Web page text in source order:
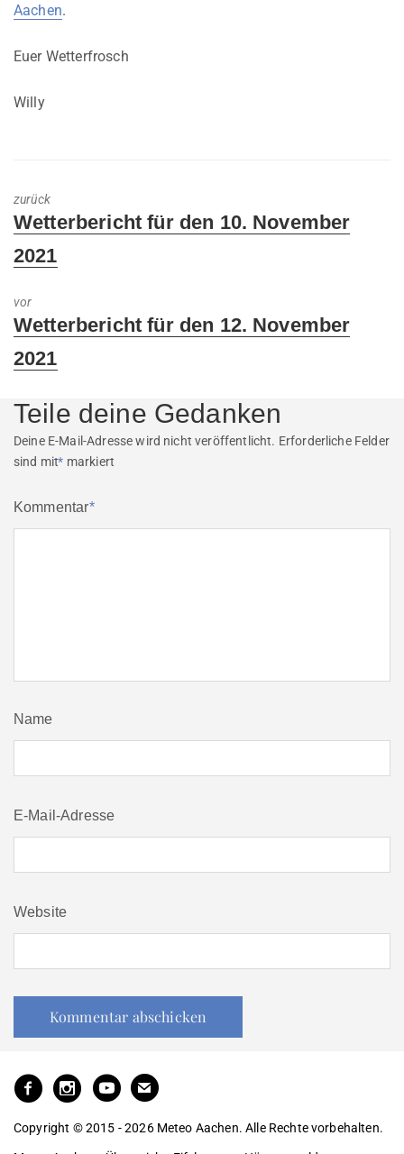
Aachen.
Euer Wetterfrosch
Willy
zurück
Previous
Wetterbericht für den 10. November
2021
vor
Next
Wetterbericht für den 12. November
2021
Teile deine Gedanken
Deine E-Mail-Adresse wird nicht veröffentlicht. Erforderliche Felder
sind mit* markiert
Kommentar*
Name
E-Mail-Adresse
Website
Copyright © 2015 - 2026 Meteo Aachen. Alle Rechte vorbehalten.